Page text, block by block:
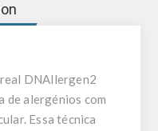
DNAllergen2
de alergénios com
Essa técnica